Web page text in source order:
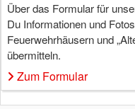
Über das Formular für
Du Informationen und
Feuerwehrhäusern und
übermitteln.
Zum Formular